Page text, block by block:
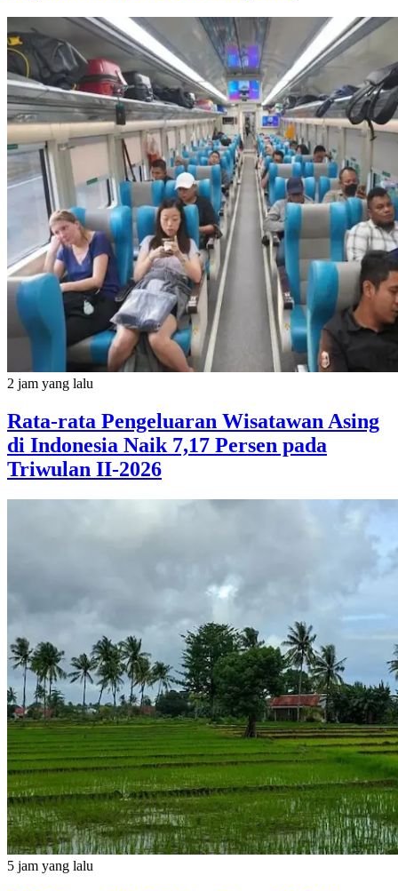
2 jam yang lalu
Rata-rata Pengeluaran Wisatawan Asing
di Indonesia Naik 7,17 Persen pada
Triwulan II-2026
5 jam yang lalu